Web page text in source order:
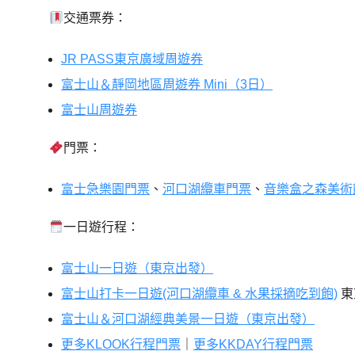
交通票券：
JR PASS東京廣域周遊券
富士山＆靜岡地區周遊券 Mini（3日）
富士山周遊券
門票：
富士急樂園門票 、 河口湖纜車門票 、 音樂盒之森美術
一日遊行程：
富士山一日遊（東京出發）
富士山打卡一日遊(河口湖纜車 & 水果採摘吃到飽)
富士山＆河口湖經典美景一日遊（東京出發）
更多KLOOK行程門票
更多KKDAY行程門票